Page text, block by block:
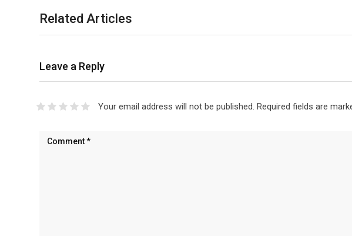
Related Articles
Leave a Reply
Your email address will not be published. Required fields are